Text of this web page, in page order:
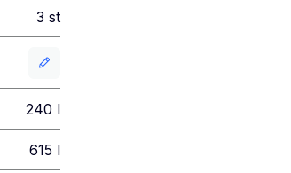
3 st
240 l
615 l